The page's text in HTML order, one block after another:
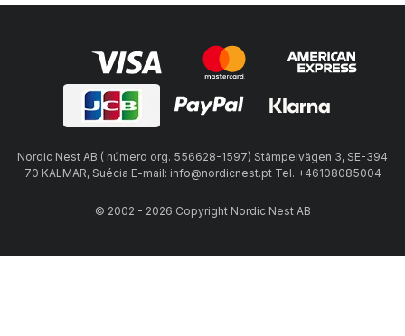
Nordic Nest AB ( número org. 556628-1597) Stämpelvägen 3, SE-394
70 KALMAR, Suécia E-mail: info@nordicnest.pt Tel. +46108085004
© 2002 - 2026 Copyright Nordic Nest AB